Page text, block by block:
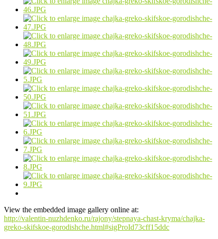
View the embedded image gallery online at:
http://valentin-nuzhdenko.ru/rajony/stepnaya-chast-kryma/chajka-
greko-skifskoe-gorodishche.html#sigProId73cff15ddc